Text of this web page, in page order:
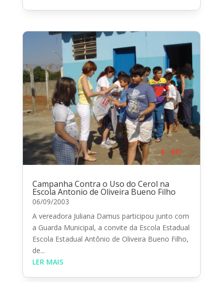
Campanha Contra o Uso do Cerol na
Escola Antonio de Oliveira Bueno Filho
06/09/2003
A vereadora Juliana Damus participou junto com
a Guarda Municipal, a convite da Escola Estadual
Escola Estadual Antônio de Oliveira Bueno Filho,
de...
LER MAIS